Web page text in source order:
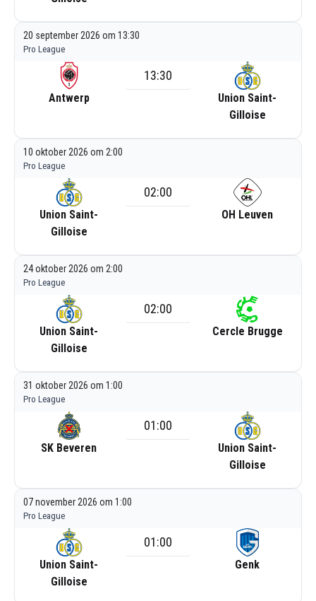
20 september 2026 om 13:30
Pro League
Antwerp
13:30
Union Saint-
Gilloise
10 oktober 2026 om 2:00
Pro League
Union Saint-
Gilloise
02:00
OH Leuven
24 oktober 2026 om 2:00
Pro League
Union Saint-
Gilloise
02:00
Cercle Brugge
31 oktober 2026 om 1:00
Pro League
SK Beveren
01:00
Union Saint-
Gilloise
07 november 2026 om 1:00
Pro League
Union Saint-
Gilloise
01:00
Genk